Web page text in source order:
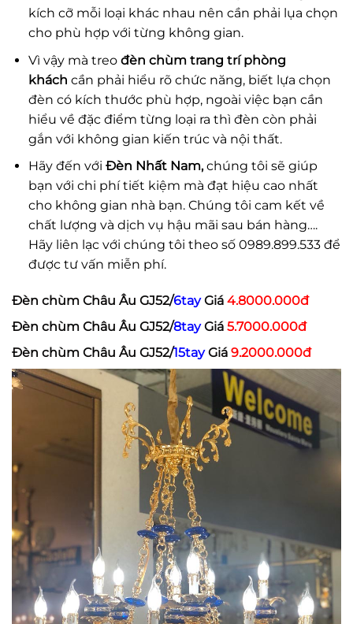
kích cỡ mỗi loại khác nhau nên cần phải lụa chọn
cho phù hợp với từng không gian.
Vì vậy mà treo đèn chùm trang trí phòng
khách cần phải hiểu rõ chức năng, biết lựa chọn
đèn có kích thước phù hợp, ngoài việc bạn cần
hiểu về đặc điểm từng loại ra thì đèn còn phải
gắn với không gian kiến trúc và nội thất.
Hãy đến với Đèn Nhất Nam,chúng tôi sẽ giúp
bạn với chi phí tiết kiệm mà đạt hiệu cao nhất
cho không gian nhà bạn. Chúng tôi cam kết về
chất lượng và dịch vụ hậu mãi sau bán hàng….
Hãy liên lạc với chúng tôi theo số 0989.899.533 để
được tư vấn miễn phí.
Đèn chùm Châu Âu GJ52/6tayGiá 4.8000.000đ
Đèn chùm Châu Âu GJ52/8tayGiá 5.7000.000đ
Đèn chùm Châu Âu GJ52/15tayGiá 9.2000.000đ